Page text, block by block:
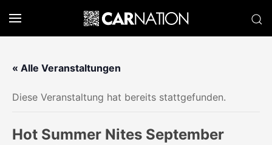
« Alle Veranstaltungen
Diese Veranstaltung hat bereits stattgefunden.
Hot Summer Nites September